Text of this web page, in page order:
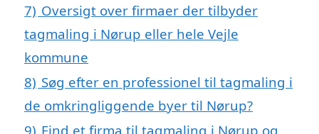
7) Oversigt over firmaer der tilbyder
tagmaling i Nørup eller hele Vejle
kommune
8) Søg efter en professionel til tagmaling i
de omkringliggende byer til Nørup?
9) Find et firma til tagmaling i Nørup og